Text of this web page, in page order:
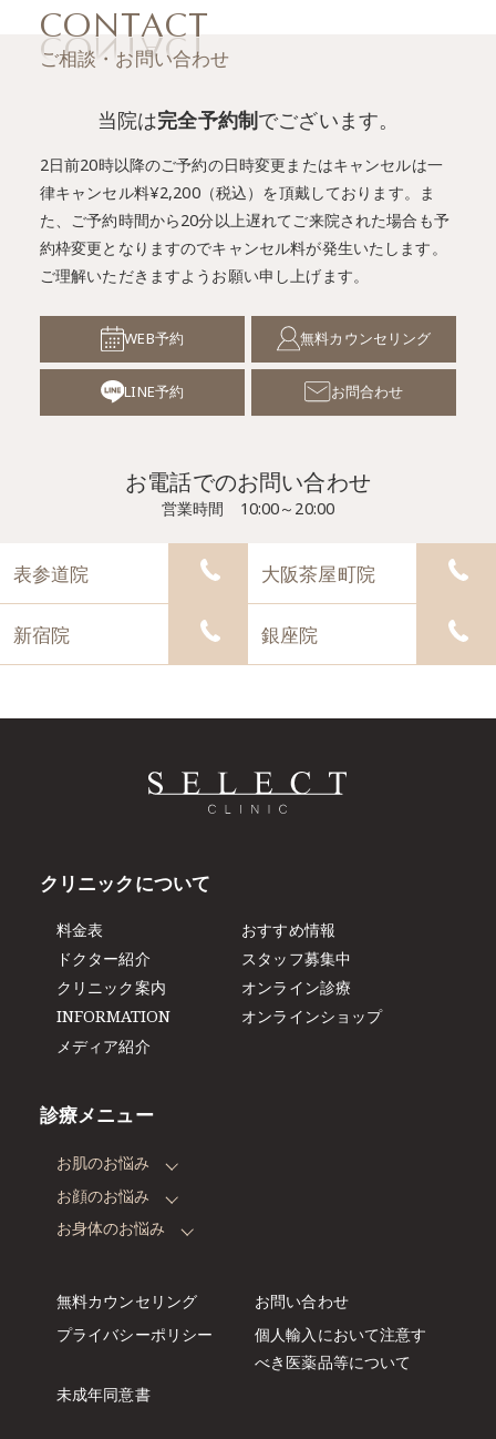
CONTACT
ご相談・お問い合わせ
当院は完全予約制でございます。
2日前20時以降のご予約の日時変更またはキャンセルは一
律キャンセル料¥2,200（税込）を頂戴しております。
ま
た、ご予約時間から20分以上遅れてご来院された場合も予
約枠変更となりますのでキャンセル料が発生いたします。
ご理解いただきますようお願い申し上げます。
WEB予約 無料カウンセリング
LINE予約 お問合わせ
お電話でのお問い合わせ
営業時間 10:00～20:00
表参道院 大阪茶屋町院
新宿院 銀座院
クリニックについて
料金表
ドクター紹介
クリニック案内
INFORMATION
メディア紹介
おすすめ情報
スタッフ募集中
オンライン診療
オンラインショップ
診療メニュー
お肌のお悩み
お顔のお悩み
お身体のお悩み
無料カウンセリング
お問い合わせ
プライバシーポリシー
個人輸入において注意す
べき 医薬品等について
未成年同意書